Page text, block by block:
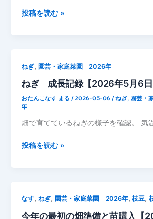
が
た
2026
日
毎
朝
味
噌
に
し
て
投稿を読む »
ねぎ,園芸・家庭菜園 2026年
ねぎ 成長記録【2026年5月6日
おたんこなす まる/2026-05-06/ねぎ, 園芸・
年
畑で育てているねぎの様子を確認。 気
ね
録
【2026
投稿を読む »
なす,ねぎ,園芸・家庭菜園 2026年,枝豆,
今年の最初の畑準備と苗購入【